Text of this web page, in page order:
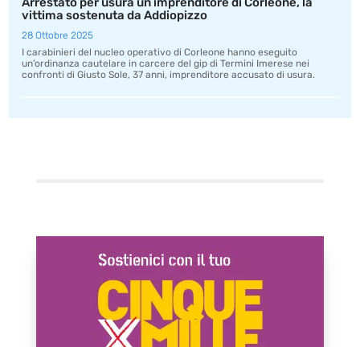
vittima sostenuta da Addiopizzo
28 Ottobre 2025
I carabinieri del nucleo operativo di Corleone hanno eseguito
un’ordinanza cautelare in carcere del gip di Termini Imerese nei
confronti di Giusto Sole, 37 anni, imprenditore accusato di usura.